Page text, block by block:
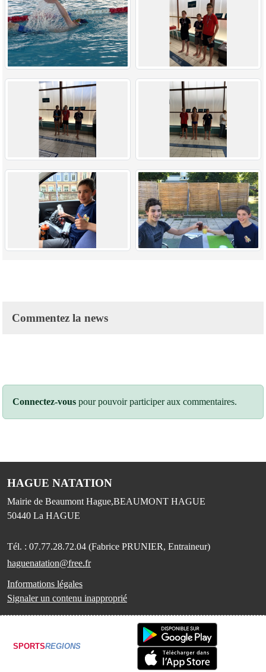
Commentez la news
Connectez-vous pour pouvoir participer aux commentaires.
HAGUE NATATION
Mairie de Beaumont Hague,BEAUMONT HAGUE
50440 La HAGUE
Tél. : 07.77.28.72.04 (Fabrice PRUNIER, Entraineur)
haguenatation@free.fr
Informations légales
Signaler un contenu inapproprié
SPORTSREGIONS